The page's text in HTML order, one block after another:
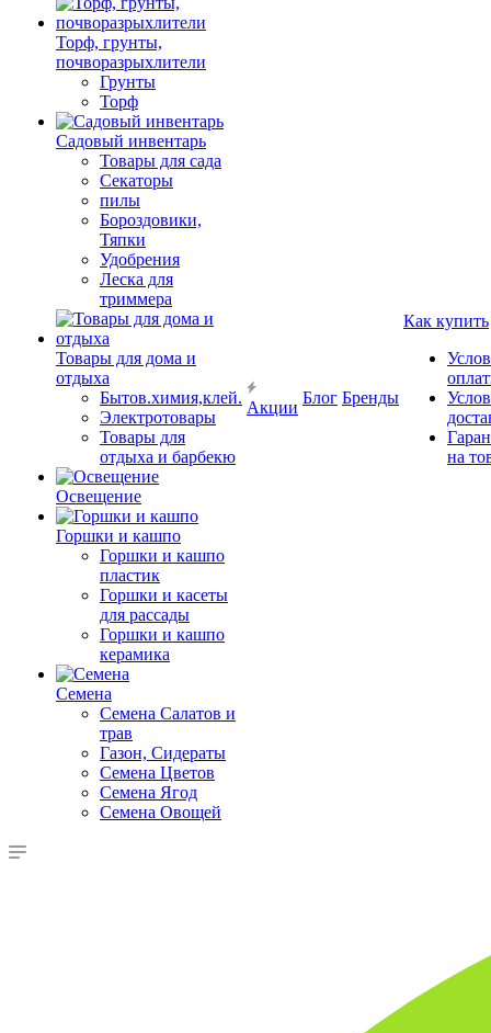
Торф, грунты,
почворазрыхлители
Грунты
Торф
Садовый инвентарь
Товары для сада
Секаторы
пилы
Бороздовики,
Тяпки
Удобрения
Леска для
триммера
Товары для дома и
отдыха
Бытов.химия,клей.
Электротовары
Товары для
отдыха и барбекю
Освещение
Горшки и кашпо
Горшки и кашпо
пластик
Горшки и касеты
для рассады
Горшки и кашпо
керамика
Семена
Семена Салатов и
трав
Газон, Сидераты
Семена Цветов
Семена Ягод
Семена Овощей
Акции
Блог Бренды
Как купить
на